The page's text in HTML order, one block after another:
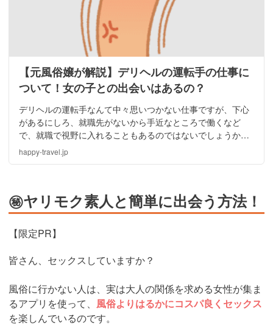
【元風俗嬢が解説】デリヘルの運転手の仕事に
ついて！女の子との出会いはあるの？
デリヘルの運転手なんて中々思いつかない仕事ですが、下心
があるにしろ、就職先がないから手近なところで働くなど
で、就職で視野に入れることもあるのではないでしょうか。
デリヘルという職業に人一倍興味があるなら、一度が興味を
持つかもしれませんね。
happy-travel.jp
㊙ヤリモク素人と簡単に出会う方法！
【限定PR】
皆さん、セックスしていますか？
風俗に行かない人は、実は大人の関係を求める女性が集ま
るアプリを使って、 風俗よりはるかにコスパ良くセックス
を楽しんでいるのです。